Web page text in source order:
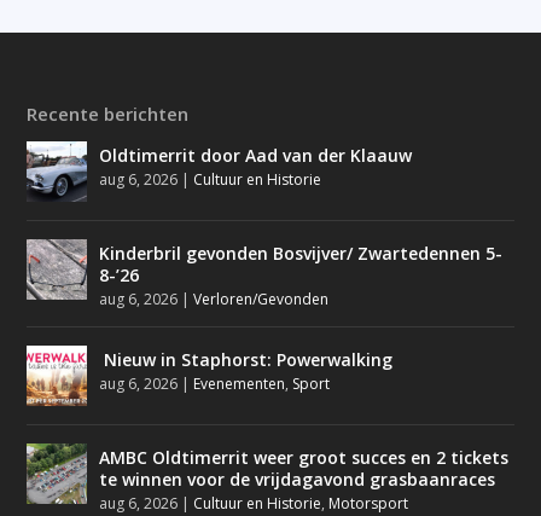
Recente berichten
Oldtimerrit door Aad van der Klaauw
aug 6, 2026 | Cultuur en Historie
Kinderbril gevonden Bosvijver/ Zwartedennen 5-
8-’26
aug 6, 2026 |Verloren/Gevonden
Nieuw in Staphorst: Powerwalking
aug 6, 2026 | Evenementen, Sport
AMBC Oldtimerrit weer groot succes en 2 tickets
te winnen voor de vrijdagavond grasbaanraces
aug 6, 2026 | Cultuur en Historie, Motorsport